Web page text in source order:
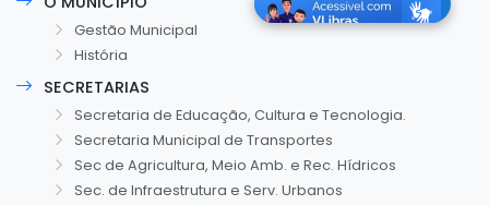
Gestão Municipal
História
SECRETARIAS
Secretaria de Educação, Cultura e Tecnologia.
Secretaria Municipal de Transportes
Sec de Agricultura, Meio Amb. e Rec. Hídricos
Sec. de Infraestrutura e Serv. Urbanos